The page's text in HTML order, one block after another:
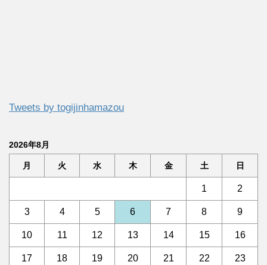
Tweets by togijinhamazou
2026年8月
月 火 水 木 金 土 日
1 2
3 4 5 6 7 8 9
10 11 12 13 14 15 16
17 18 19 20 21 22 23